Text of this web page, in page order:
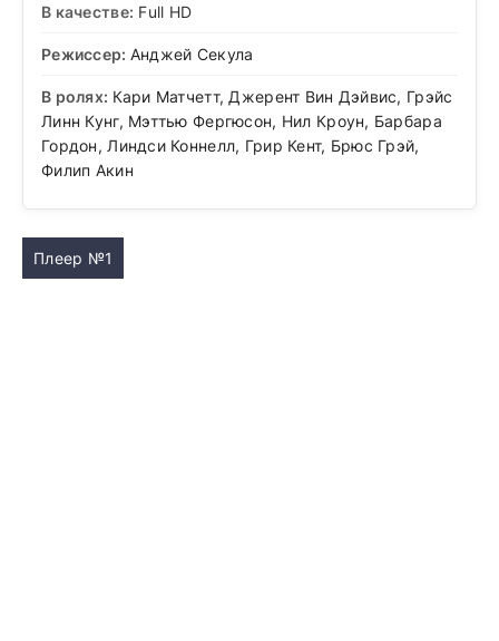
В качестве: Full HD
Режиссер: Анджей Секула
В ролях: Кари Матчетт, Джерент Вин Дэйвис, Грэйс
Линн Кунг, Мэттью Фергюсон, Нил Кроун, Барбара
Гордон, Линдси Коннелл, Грир Кент, Брюс Грэй,
Филип Акин
Плеер №1